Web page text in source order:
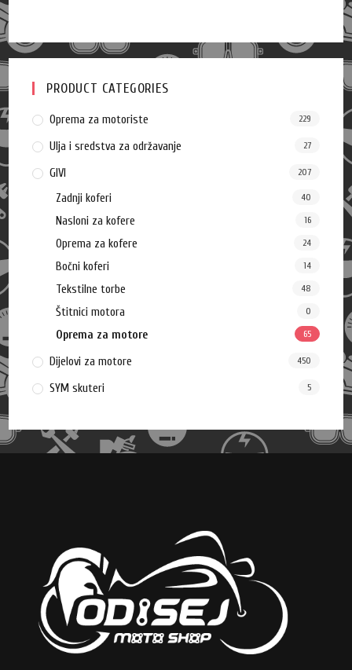
PRODUCT CATEGORIES
Oprema za motoriste 229
Ulja i sredstva za održavanje 27
GIVI 207
Zadnji koferi 40
Nasloni za kofere 16
Oprema za kofere 24
Bočni koferi 14
Tekstilne torbe 48
Štitnici motora 0
Oprema za motore 65
Dijelovi za motore 450
SYM skuteri 5